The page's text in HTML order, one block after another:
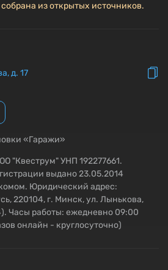
из открытых источников.
д. 17
«Гаражи»
"Квеструм" УНП 192277661.
выдано 23.05.2014
Юридический адрес:
220104, г. Минск, ул. Лынькова,
Часы работы: ежедневно 09:00
онлайн - круглосуточно)